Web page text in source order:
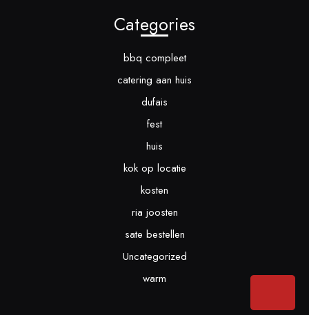
Categories
bbq compleet
catering aan huis
dufais
fest
huis
kok op locatie
kosten
ria joosten
sate bestellen
Uncategorized
warm